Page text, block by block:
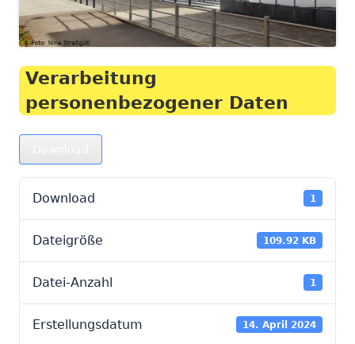
Verarbeitung
personenbezogener Daten
Download 1
Dateigröße 109.92 KB
Datei-Anzahl 1
Erstellungsdatum 14. April 2024